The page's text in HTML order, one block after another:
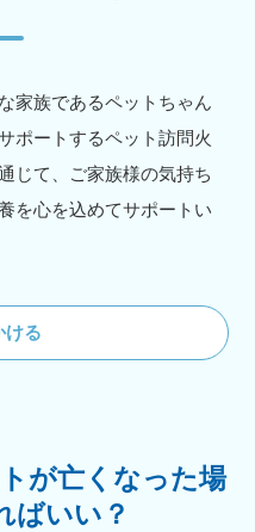
家族であるペットちゃん
ポートするペット訪問火
じて、ご家族様の気持ち
を心を込めてサポートい
ける
が亡くなった場
ばいい？